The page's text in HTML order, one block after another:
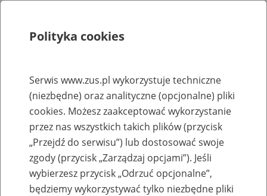
Biuletyn Informacji Publicznej
Lista ofert pracy erecruiter jest tymczasowo niedostępny.
Klauzula informacyjna RODO dla kandydatów (plik
pdf, 456 kb)
Polityka cookies
Serwis www.zus.pl wykorzystuje techniczne
(niezbędne) oraz analityczne (opcjonalne) pliki
cookies. Możesz zaakceptować wykorzystanie
przez nas wszystkich takich plików (przycisk
„Przejdź do serwisu”) lub dostosować swoje
zgody (przycisk „Zarządzaj opcjami”). Jeśli
wybierzesz przycisk „Odrzuć opcjonalne”,
będziemy wykorzystywać tylko niezbędne pliki